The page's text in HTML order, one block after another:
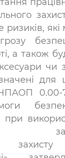
які
а також
чи
для
0.00-
при